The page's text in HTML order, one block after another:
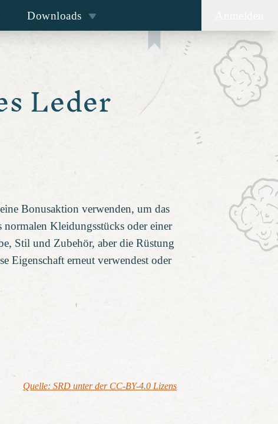
Downloads
Leder
Bonusaktion verwenden, um das
Kleidungsstücks oder einer
Stil und Zubehör, aber die Rüstung
Eigenschaft erneut verwendest oder
Quelle: SRD unter der CC-BY-4.0 Lizens